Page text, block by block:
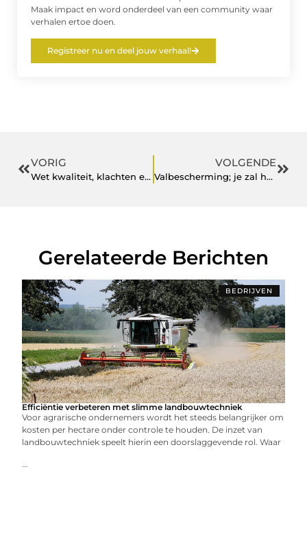
Maak impact en word onderdeel van een community waar
verhalen ertoe doen.
Registreer nu en deel jouw verhaal!
VORIG
Wet kwaliteit, klachten en geschillenzorg (Wkkgz)
VOLGENDE
Valbescherming; je zal het maar nodig hebben
Gerelateerde Berichten
BEDRIJVEN
Efficiëntie verbeteren met slimme landbouwtechniek
Voor agrarische ondernemers wordt het steeds belangrijker om
kosten per hectare onder controle te houden. De inzet van
landbouwtechniek speelt hierin een doorslaggevende rol. Waar
...